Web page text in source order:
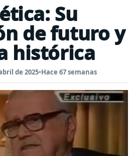
Su
de futuro y
histórica
de 2025•Hace 67 semanas